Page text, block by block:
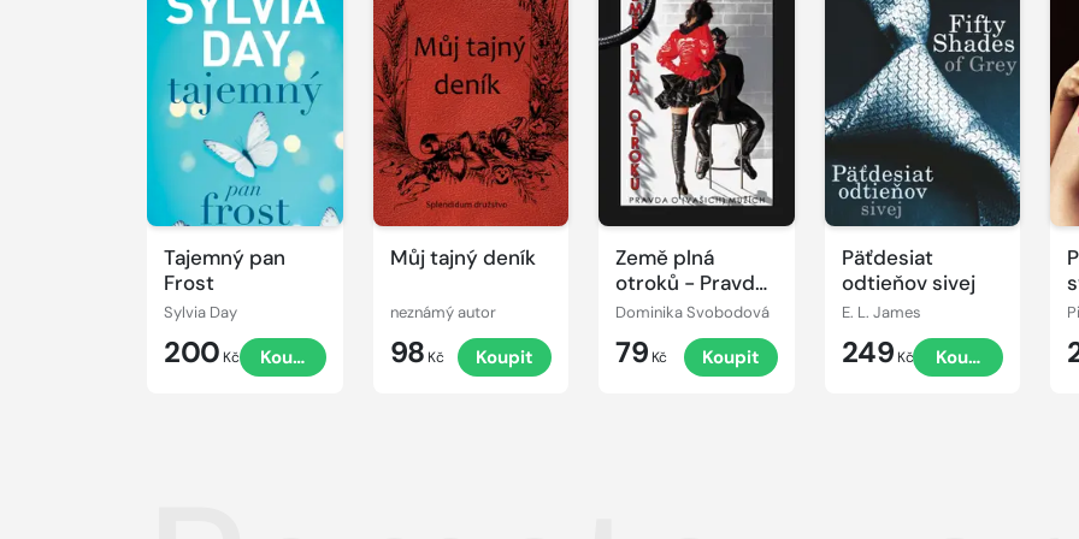
Tajemný pan
Frost
Sylvia Day
200 Kč Koupit
Můj tajný deník
neznámý autor
98 Kč Koupit
Země plná
otroků - Pravda
o (vašich)
Dominika Svobodová
79 Kč Koupit
Päťdesiat
odtieňov sivej
E. L. James
249 Kč Koupit